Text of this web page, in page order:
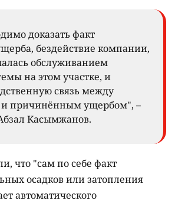
доказать факт
бездействие компании,
обслуживанием
на этом участке, и
связь между
и причинённым ущербом", –
Касымжанов.
что "сам по себе факт
осадков или затопления
автоматического